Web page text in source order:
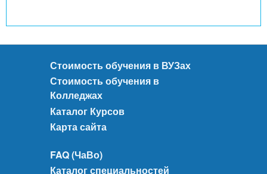
Стоимость обучения в ВУЗах
Стоимость обучения в
Колледжах
Каталог Курсов
Карта сайта
FAQ (ЧаВо)
Каталог специальностей